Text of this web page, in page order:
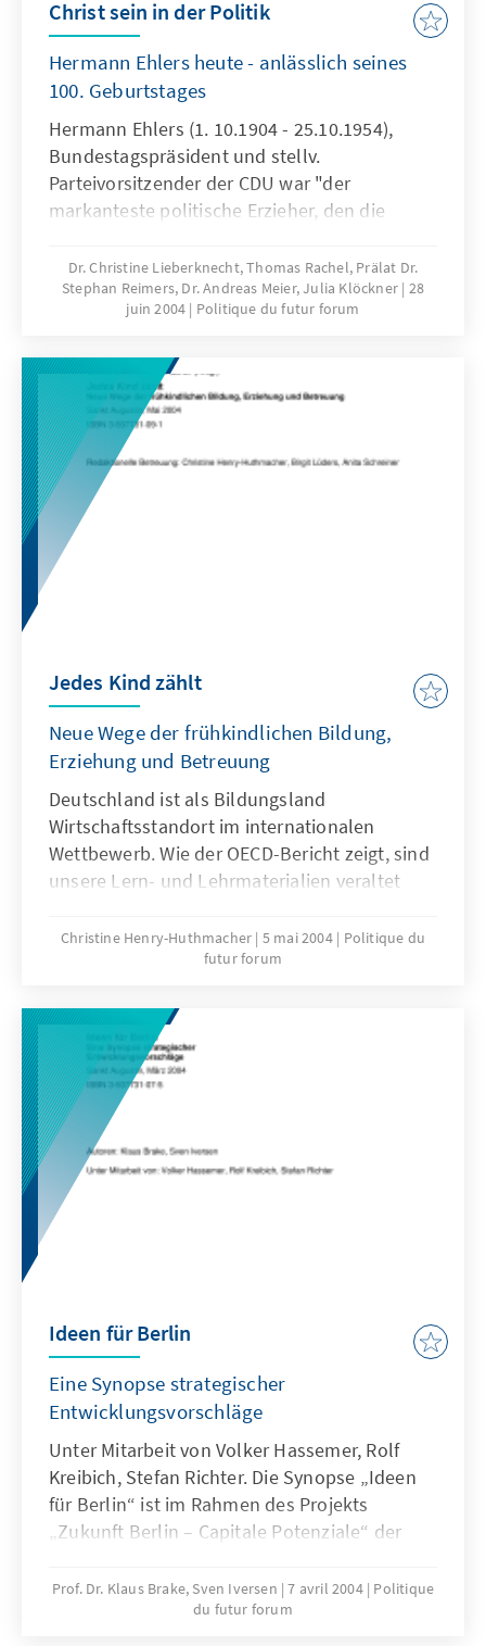
Christ sein in der Politik
Hermann Ehlers heute - anlässlich seines
100. Geburtstages
Hermann Ehlers (1. 10.1904 - 25.10.1954),
Bundestagspräsident und stellv.
Parteivorsitzender der CDU war "der
markanteste politische Erzieher, den die
Erdmann)
Dr. Christine Lieberknecht, Thomas Rachel, Prälat Dr.
Stephan Reimers, Dr. Andreas Meier, Julia Klöckner 28
juin 2004
Politique du futur forum
Jedes Kind zählt
Neue Wege der frühkindlichen Bildung,
Erziehung und Betreuung
Deutschland ist als Bildungsland
Wirtschaftsstandort im internationalen
Wettbewerb. Wie der OECD-Bericht zeigt, sind
unsere Lern- und Lehrmaterialien veraltet
unzureichend. Wir brauchen einen neuen
Ansatz der Betreuungskultur, der die
der Kinder in den Mittelpunkt rückt, die
Lebenslagen der Eltern berücksichtigt und
Arbeit und Leben in besseren Einklang bringt.
Die folgenden Aufsätze geben hierzu neue
Anregungen und Lösungsansätze.
Christine Henry-Huthmacher 5 mai 2004
Politique du
futur forum
Ideen für Berlin
Eine Synopse strategischer
Entwicklungsvorschläge
Unter Mitarbeit von Volker Hassemer, Rolf
Kreibich, Stefan Richter. Die Synopse „Ideen
für Berlin“ ist im Rahmen des Projekts
„Zukunft Berlin – Capitale Potenziale“ der
dieses Projekts ist es, engagierte Bürgerinnen
und Bürger Berlins nicht nur zum Sprechen
Prof. Dr. Klaus Brake, Sven Iversen 7 avril 2004 Politique
du futur forum